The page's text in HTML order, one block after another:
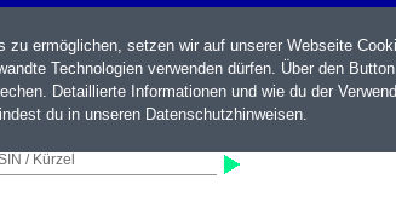
/ Kürzel
ermöglichen, setzen wir auf unserer Webseite
Technologien verwenden dürfen. Über den
Detaillierte Informationen und wie du der
du in unseren Datenschutzhinweisen.